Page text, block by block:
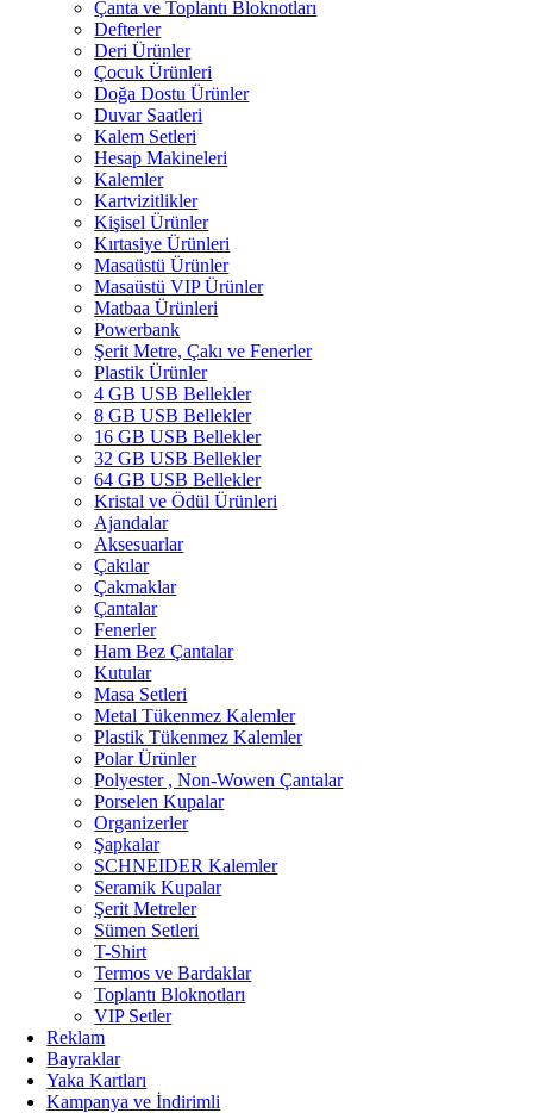
Çanta ve Toplantı Bloknotları
Defterler
Deri Ürünler
Çocuk Ürünleri
Doğa Dostu Ürünler
Duvar Saatleri
Kalem Setleri
Hesap Makineleri
Kalemler
Kartvizitlikler
Kişisel Ürünler
Kırtasiye Ürünleri
Masaüstü Ürünler
Masaüstü VIP Ürünler
Matbaa Ürünleri
Powerbank
Şerit Metre, Çakı ve Fenerler
Plastik Ürünler
4 GB USB Bellekler
8 GB USB Bellekler
16 GB USB Bellekler
32 GB USB Bellekler
64 GB USB Bellekler
Kristal ve Ödül Ürünleri
Ajandalar
Aksesuarlar
Çakılar
Çakmaklar
Çantalar
Fenerler
Ham Bez Çantalar
Kutular
Masa Setleri
Metal Tükenmez Kalemler
Plastik Tükenmez Kalemler
Polar Ürünler
Polyester , Non-Wowen Çantalar
Porselen Kupalar
Organizerler
Şapkalar
SCHNEIDER Kalemler
Seramik Kupalar
Şerit Metreler
Sümen Setleri
T-Shirt
Termos ve Bardaklar
Toplantı Bloknotları
VIP Setler
Reklam
Bayraklar
Yaka Kartları
Kampanya ve İndirimli